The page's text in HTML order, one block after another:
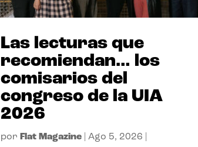
Las lecturas que
recomiendan… los
comisarios del
congreso de la UIA
2026
por Flat Magazine |Ago 5, 2026